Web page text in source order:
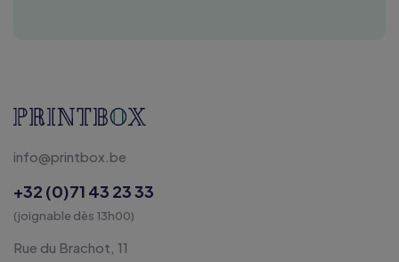
info@printbox.be
+32 (0)71 43 23 33
(joignable dès 13h00)
Rue du Brachot, 11